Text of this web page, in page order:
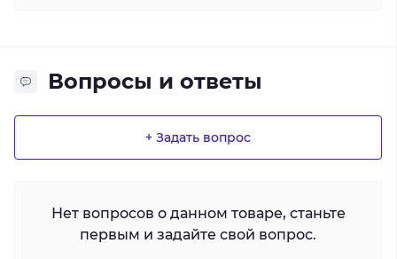
Вопросы и ответы
+ Задать вопрос
Нет вопросов о данном товаре, станьте
первым и задайте свой вопрос.